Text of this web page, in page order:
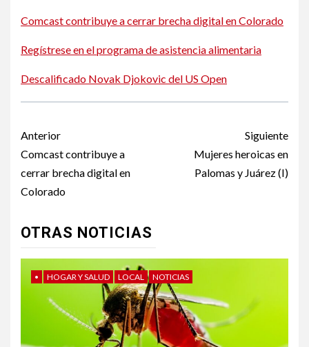
Comcast contribuye a cerrar brecha digital en Colorado
Regístrese en el programa de asistencia alimentaria
Descalificado Novak Djokovic del US Open
Post
navigation
Anterior
Comcast contribuye a
cerrar brecha digital en
Colorado
Siguiente
Mujeres heroicas en
Palomas y Juárez (I)
OTRAS NOTICIAS
• HOGAR Y SALUD LOCAL NOTICIAS